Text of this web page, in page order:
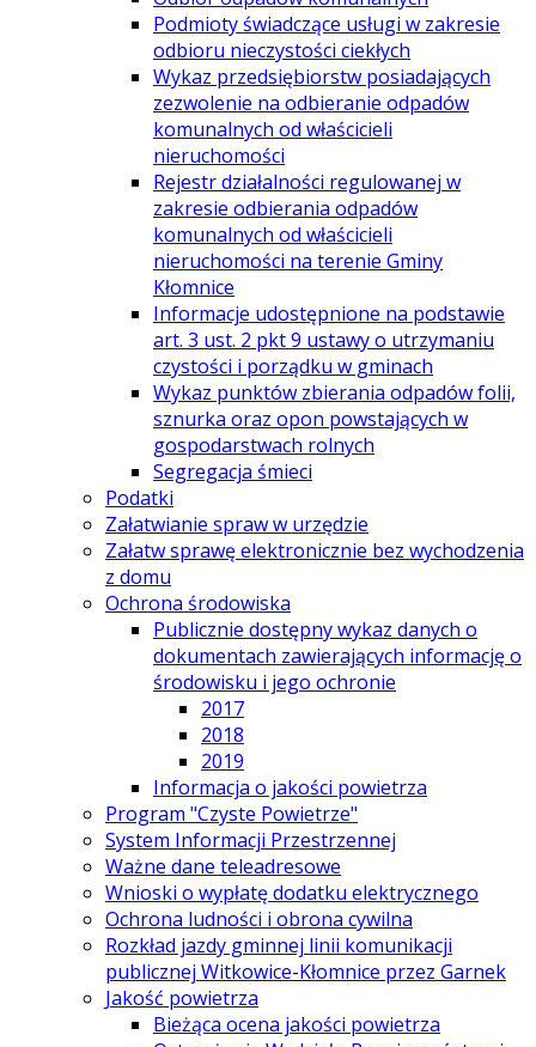
Podmioty świadczące usługi w zakresie
odbioru nieczystości ciekłych
Wykaz przedsiębiorstw posiadających
zezwolenie na odbieranie odpadów
komunalnych od właścicieli
nieruchomości
Rejestr działalności regulowanej w
zakresie odbierania odpadów
komunalnych od właścicieli
nieruchomości na terenie Gminy
Kłomnice
Informacje udostępnione na podstawie
art. 3 ust. 2 pkt 9 ustawy o utrzymaniu
czystości i porządku w gminach
Wykaz punktów zbierania odpadów folii,
sznurka oraz opon powstających w
gospodarstwach rolnych
Segregacja śmieci
Podatki
Załatwianie spraw w urzędzie
Załatw sprawę elektronicznie bez wychodzenia
z domu
Ochrona środowiska
Publicznie dostępny wykaz danych o
dokumentach zawierających informację o
środowisku i jego ochronie
2017
2018
2019
Informacja o jakości powietrza
Program "Czyste Powietrze"
System Informacji Przestrzennej
Ważne dane teleadresowe
Wnioski o wypłatę dodatku elektrycznego
Ochrona ludności i obrona cywilna
Rozkład jazdy gminnej linii komunikacji
publicznej Witkowice-Kłomnice przez Garnek
Jakość powietrza
Bieżąca ocena jakości powietrza